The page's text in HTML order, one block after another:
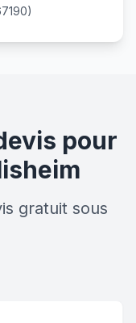
pour
gratuit sous